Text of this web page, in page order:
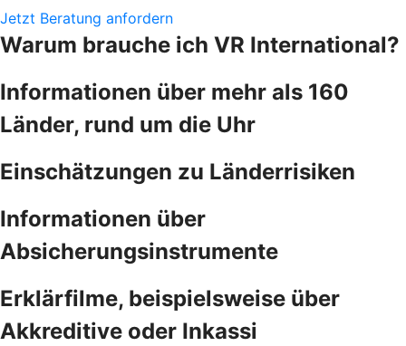
Jetzt Beratung anfordern
Warum brauche ich VR International?
Informationen über mehr als 160
Länder, rund um die Uhr
Einschätzungen zu Länderrisiken
Informationen über
Absicherungsinstrumente
Erklärfilme, beispielsweise über
Akkreditive oder Inkassi